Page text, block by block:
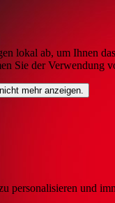
lokal ab, um Ihnen
Sie der Verwendung
mehr anzeigen.
personalisieren und